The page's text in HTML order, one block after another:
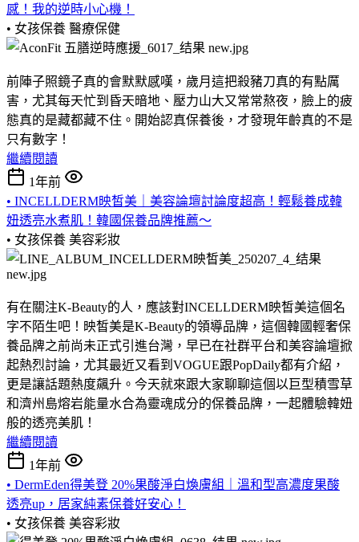
感！我的逆時小心機！
• 女孩保養 醫療保健
前陣子照鏡子真的會默默感嘆，歲月這把殺豬刀真的有點厲
害，尤其每天忙到昏天暗地、壓力山大又常常熬夜，臉上的疲
態真的是藏都藏不住。開始認真保養後，才發現年齡真的不是
只有數字！
繼續閱讀
1年前
• INCELLDERM映皙美｜美容論壇討論度超高！輕鬆養成韓
妞透亮水煮肌！韓國保養品牌推薦～
• 女孩保養 美容彩妝
有在關注K-Beauty的人，應該對INCELLDERM映皙美這個名
字不陌生吧！映皙美是K-Beauty的領導品牌，這個韓國輕奢保
養品牌之前尚未正式引進台灣，早已在社群平台和美容論壇掀
起熱烈討論，尤其最近又看到VOGUE跟PopDaily都有介紹，
更是讓話題熱度飆升。今天就來跟大家聊聊這個以巨型積雪草
和濟州島熔岩能量水合為靈魂成分的保養品牌，一起體驗韓妞
般的透亮美肌！
繼續閱讀
1年前
• DermEden得美登 20%果酸淨白煥膚組｜溫和型高濃度果酸
透亮up，居家純素保養好安心！
• 女孩保養 美容彩妝